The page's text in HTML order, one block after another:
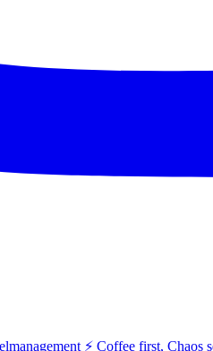
⚡ Coffee first,